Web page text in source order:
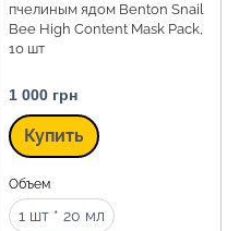
пчелиным ядом Benton Snail
Bee High Content Mask Pack,
10 шт
1 000 грн
Купить
Объем
1 шт * 20 мл